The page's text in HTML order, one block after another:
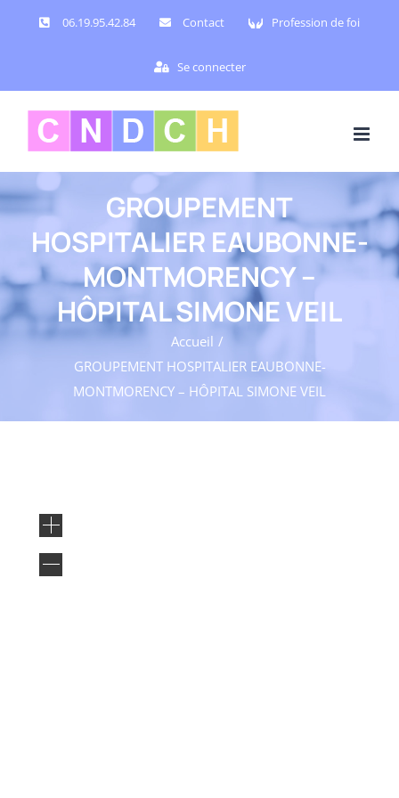
06.19.95.42.84 Contact Profession de foi
Se connecter
GROUPEMENT
HOSPITALIER EAUBONNE-
MONTMORENCY –
HÔPITAL SIMONE VEIL
Accueil
GROUPEMENT HOSPITALIER EAUBONNE-
MONTMORENCY – HÔPITAL SIMONE VEIL